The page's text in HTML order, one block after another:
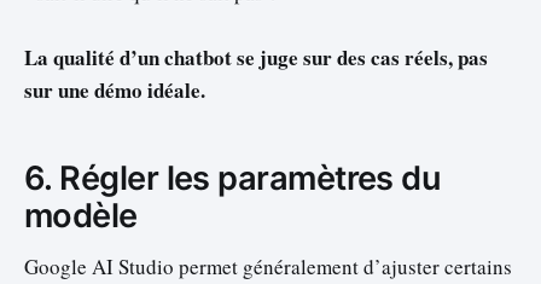
La qualité d’un chatbot se juge sur des cas réels, pas
sur une démo idéale.
6. Régler les paramètres du
modèle
Google AI Studio permet généralement d’ajuster certains